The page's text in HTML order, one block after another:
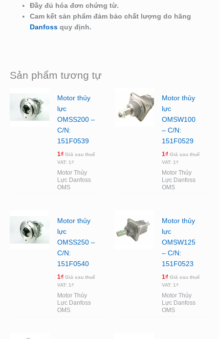
Đầy đủ hóa đơn chứng từ.
Cam kết sản phẩm đảm bảo chất lượng do hãng
Danfoss quy định.
Sản phẩm tương tự
Motor thủy
lực
OMSS200 –
C/N:
151F0539
1₫ Giá sau thuế
VAT: 1₫
Motor Thủy
Lực Danfoss
OMS
Motor thủy
lực
OMSW100
– C/N:
151F0529
1₫ Giá sau thuế
VAT: 1₫
Motor Thủy
Lực Danfoss
OMS
Motor thủy
lực
OMSS250 –
C/N:
151F0540
1₫ Giá sau thuế
VAT: 1₫
Motor Thủy
Lực Danfoss
OMS
Motor thủy
lực
OMSW125
– C/N:
151F0523
1₫ Giá sau thuế
VAT: 1₫
Motor Thủy
Lực Danfoss
OMS